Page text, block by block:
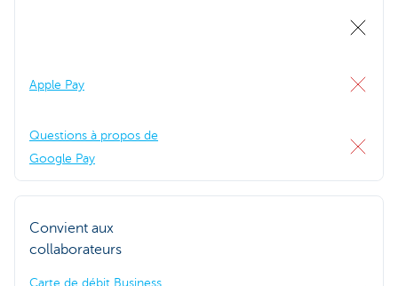
Apple Pay
Questions à propos de
Google Pay
Convient aux
collaborateurs
Carte de débit Business